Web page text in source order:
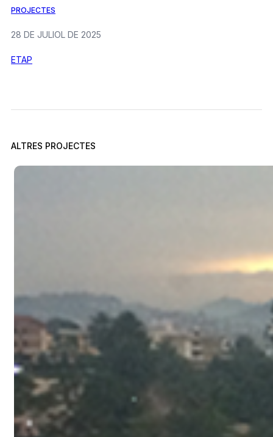
PROJECTES
28 DE JULIOL DE 2025
ETAP
ALTRES PROJECTES